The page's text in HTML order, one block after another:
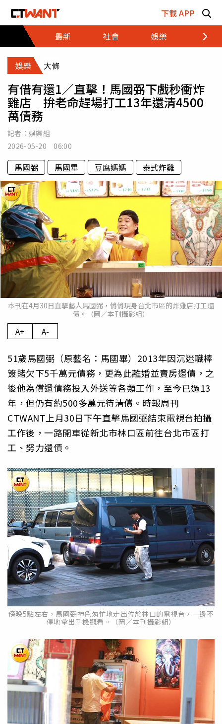
下載 APP
最新
社會 娛樂 財經
娛樂 大條
有借有還1／直擊！馬國弼下戲秒衝炸
雞店 拚老命趕場打工13年還清4500
萬債務
記者： 娛樂組
2026-05-20 06:00
馬國弼 馬國畢 豆腐媽媽 泰式炸雞
本刊在4月30日直擊藝人馬國弼，悄悄現身台北市區的炸雞店打工還
債。（圖／本刊攝影組）
A+ A-
51歲馬國弼（原藝名：馬國畢）2013年因沉迷職棒
簽賭欠下5千萬元債務，更為此離婚並賣房還債，之
後他為償還債務投入外送等各類工作，至今已過13
年，但仍有約500多萬元待清償。時報周刊
CTWANT上月30日下午直擊馬國弼結束電視台拍攝
工作後，一路開車從新北市林口區前往台北市區打
工、努力還債。
傍晚5點左右，馬國弼神色匆忙地走出位於林口的電視台，一邊不
停地拿出手機觀看。（圖／本刊攝影組）